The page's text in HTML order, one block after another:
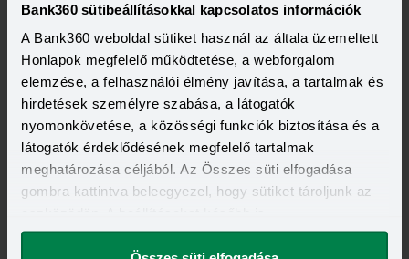
Bank360 sütibeállításokkal kapcsolatos információk
A Bank360 weboldal sütiket használ az általa üzemeltett
Honlapok megfelelő működtetése, a webforgalom
elemzése, a felhasználói élmény javítása, a tartalmak és
hirdetések személyre szabása, a látogatók
nyomonkövetése, a közösségi funkciók biztosítása és a
látogatók érdeklődésének megfelelő tartalmak
meghatározása céljából. Az Összes süti elfogadása
gombra kattintva beleegyezel, hogy sütiket tároljunk az
megváltoztathatod.
HITELÖSSZEG
500 000 - 15 000 000 Ft
THM
10,00 - 19,80%
KAMAT
9,39 - 17,99%
KEDVEZMÉNY FELTÉTELEI
Minimum életkor:
Minimum munkaviszony:
3 hónap
Minimum jövedelem:
400 000 Ft
Visszahívást szeretnék